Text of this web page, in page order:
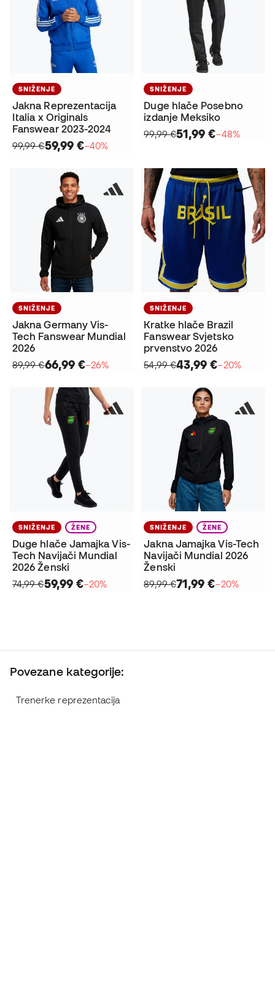
SNIŽENJE
Jakna Reprezentacija
Italia x Originals
Fanswear 2023-2024
99,99 €59,99 €−40%
SNIŽENJE
Duge hlače Posebno
izdanje Meksiko
99,99 €51,99 €−48%
SNIŽENJE
Jakna Germany Vis-
Tech Fanswear Mundial
2026
89,99 €66,99 €−26%
SNIŽENJE
Kratke hlače Brazil
Fanswear Svjetsko
prvenstvo 2026
54,99 €43,99 €−20%
SNIŽENJE ŽENE
Duge hlače Jamajka Vis-
Tech Navijači Mundial
2026 Ženski
74,99 €59,99 €−20%
SNIŽENJE ŽENE
Jakna Jamajka Vis-Tech
Navijači Mundial 2026
Ženski
89,99 €71,99 €−20%
Povezane kategorije:
Trenerke reprezentacija